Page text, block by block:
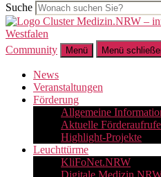
Suche
Community Menü Menü
News
Veranstaltungen
Förderung
Allgemeine
Aktuelle Förderaufrufe
Highlight-Projekte
Leuchttürme
KliFoNet.NRW